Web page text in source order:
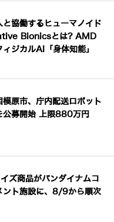
と協働するヒューマノイド
Bionicsとは? AMD
ジカルAI「身体知能」
原市、庁内配送ロボット
公募開始 上限880万円
ズ商品がバンダイナムコ
ント施設に、8/9から順次